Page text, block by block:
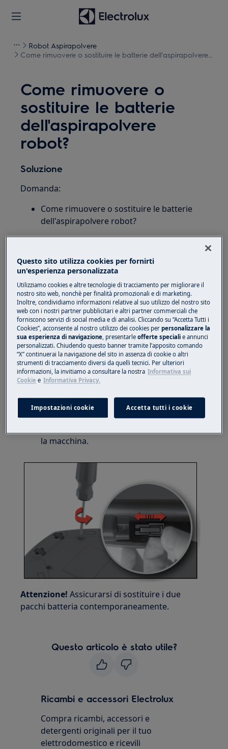
Robot Aspirapolvere
Come rimuovere o sostituire le batterie dell'aspirapolvere
Come rimuovere o
sostituire le batterie
dell'aspirapolvere
robot?
Soluzione
Domanda:
Come rimuovere o sostituire le batterie
dell'aspirapolvere robot?
Si applica a:
Aspirapolvere robot serie i9 puro
Aspirapolvere robot serie RX9
Risposta:
1. I vani batteria si trovano nella parte
inferiore del robot:
Utilizzare un cacciavite (PH2) per svitare i
coperchi del vano batteria.
Sostituire i pacchi batteria e rimontare i
coperchi del vano batteria.
fornitore.
Le batterie devono essere rimosse e
la macchina.
Attenzione! Assicurarsi di sostituire i due
pacchi batteria contemporaneamente.
Questo articolo è stato utile?
Ricambi e accessori Electrolux
Compra ricambi, accessori e
detergenti originali per il tuo
elettrodomestico e ricevili
Questo sito utilizza cookies per fornirti
un'esperienza personalizzata
Utilizziamo cookies e altre tecnologie di tracciamento per migliorare il
nostro sito web, nonchè per finalità promozionali e di marketing.
Inoltre, condividiamo informazioni relative al suo utilizzo del nostro sito
web con i nostri partner pubblicitari e altri partner commerciali che
forniscono servizi di social media e di analisi. Cliccando su “Accetta Tutti i
Cookies”, acconsente al nostro utilizzo dei cookies perpersonalizzare la
sua esperienza di navigazione, presentarleofferte speciali e annunci
personalizzati. Chiudendo questo banner tramite l’apposito comando
“X” continuerai la navigazione del sito in assenza di cookie o altri
strumenti di tracciamento diversi da quelli tecnici. Per ulteriori
informazioni, la invitiamo a consultare la nostra Informativa sui
Cookie e Informativa Privacy.
Impostazioni cookie Accetta tutti i cookie